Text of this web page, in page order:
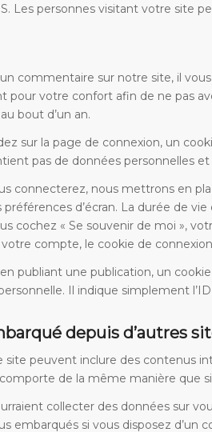
Les personnes visitant votre site
commentaire sur notre site, il
pour votre confort afin de ne pas
bout d’un an.
sur la page de connexion, un
pas de données personnelles
connecterez, nous mettrons en
d’écran. La durée de
cochez « Se souvenir de moi »,
compte, le cookie de
publiant une publication, un
Il indique simplement
depuis d’autres
site peuvent inclure des contenus
comporte de la même manière que
collecter des données sur
embarqués si vous disposez d’un